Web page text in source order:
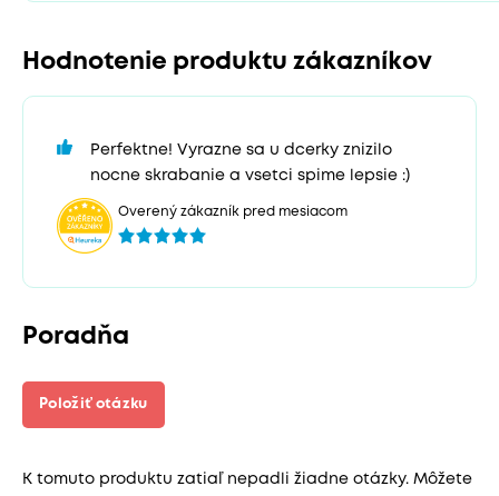
Hodnotenie produktu zákazníkov
Perfektne! Vyrazne sa u dcerky znizilo
nocne skrabanie a vsetci spime lepsie :)
Overený zákazník pred mesiacom
Poradňa
Položiť otázku
K tomuto produktu zatiaľ nepadli žiadne otázky. Môžete